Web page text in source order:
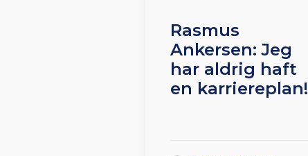
Rasmus
Ankersen: Jeg
har aldrig haft
en karriereplan!